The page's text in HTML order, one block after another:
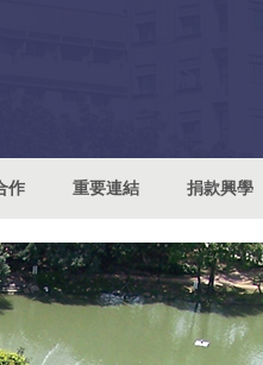
作 重要連結 捐款興學